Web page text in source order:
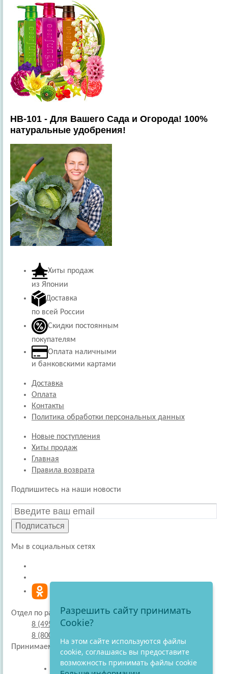
HB-101 - Для Вашего Сада и Огорода! 100%
натуральные удобрения!
Хиты продаж
из Японии
Доставка
по всей России
Скидки постоянным
покупателям
Оплата наличными
и банковскими картами
Доставка
Оплата
Контакты
Политика обработки персональных данных
Новые поступления
Хиты продаж
Главная
Правила возврата
Подпишитесь на наши новости
Подписаться
Мы в социальных сетях
Отдел по работе с покупателями
8 (495) 220-51-30
8 (800) 707-27-19
Принимаем к оплате
Разрешить сайту принимать
Cookie?
На этом сайте используются файлы
cookie, соглашаясь вы предоставите
возможность принимать файлы cookie